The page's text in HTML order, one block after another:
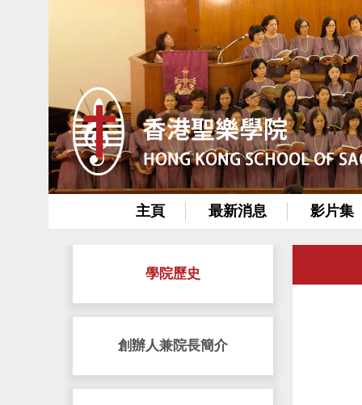
主頁 最新消息 影片集
學院歷史
創辦人兼院長簡介